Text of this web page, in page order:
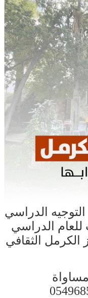
الدراسي
الدراسي
الكرمل الثقافي